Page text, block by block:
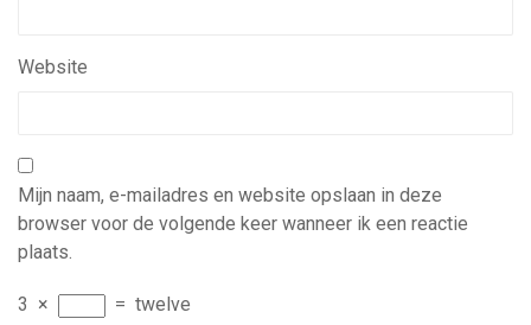
Website
Mijn naam, e-mailadres en website opslaan in deze
browser voor de volgende keer wanneer ik een reactie
plaats.
3 × = twelve